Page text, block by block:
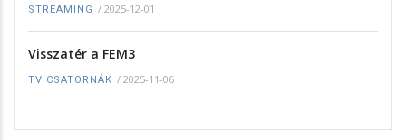
STREAMING / 2025-12-01
Visszatér a FEM3
TV CSATORNÁK / 2025-11-06